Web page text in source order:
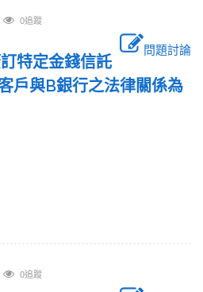
0追蹤
問題討論
特定金錢信託
戶與B銀行之法律關係為
0追蹤